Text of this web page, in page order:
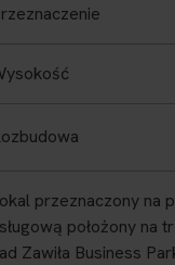
przeznaczony na
położony na
Zawiła Business